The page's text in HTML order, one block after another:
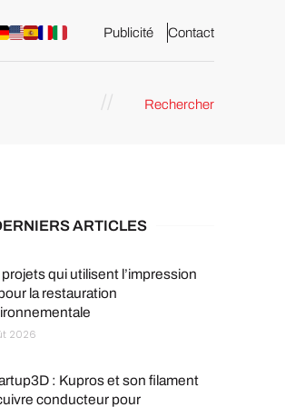
Publicité Contact
Rechercher
ARTICLES
projets qui utilisent l’impression
la restauration
2026
: Kupros et son filament
conducteur pour